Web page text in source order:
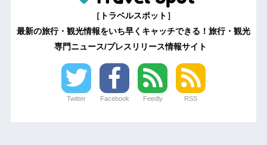
［トラベルスポット］
最新の旅行・観光情報をいち早くキャッチできる！旅行・観光
専門ニュース/プレスリリース情報サイト
Twitter Facebook Feedly RSS